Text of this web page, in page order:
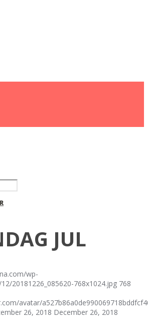
JUL
wp-
20181226_085620-768x1024.jpg 768
avatar/
26, 2018 December 26, 2018